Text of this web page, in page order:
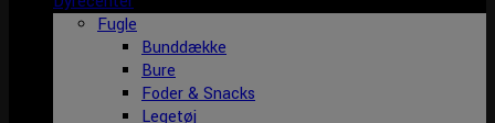
Fugle
Bunddække
Bure
Foder & Snacks
Legetøj